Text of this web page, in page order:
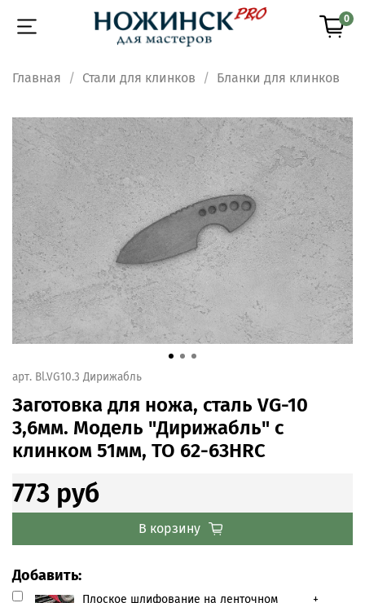
0
Главная Стали для клинков Бланки для клинков
арт. Bl.VG10.3 Дирижабль
Заготовка для ножа, сталь VG-10
3,6мм. Модель "Дирижабль" с
клинком 51мм, ТО 62-63HRC
773 руб
В корзину
Добавить:
Плоское шлифование на ленточном
+